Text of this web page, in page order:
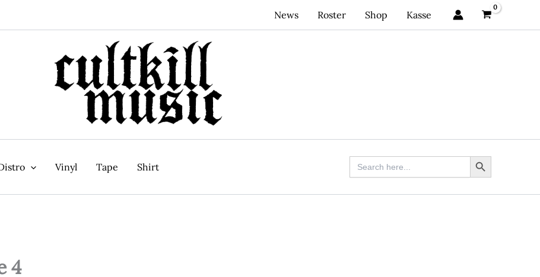
News Roster Shop Kasse
Vinyl Tape Shirt
Search
for:
Search Button
4